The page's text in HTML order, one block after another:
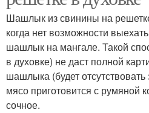
Шашлык из свинины на
когда нет возможности
шашлык на мангале. Такой
в духовке) не даст полной
шашлыка (будет
мясо приготовится с румяной
сочное.